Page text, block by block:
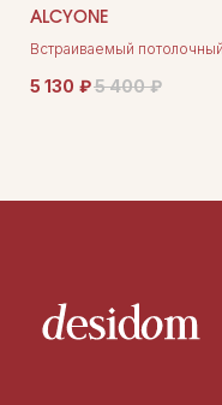
ALCYONE
Встраиваемый потолочный
5 130 ₽5 400 ₽